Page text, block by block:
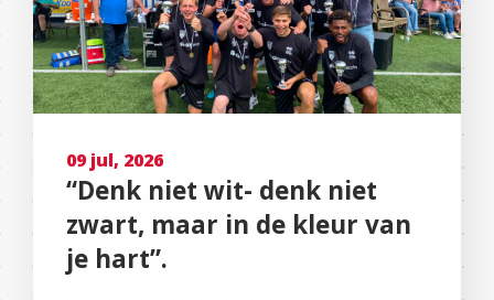
09 jul, 2026
“Denk niet wit- denk niet
zwart, maar in de kleur van
je hart”.